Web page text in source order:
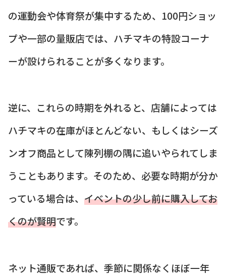
の運動会や体育祭が集中するため、100円ショッ
プや一部の量販店では、ハチマキの特設コーナ
ーが設けられることが多くなります。
逆に、これらの時期を外れると、店舗によっては
ハチマキの在庫がほとんどない、もしくはシーズ
ンオフ商品として陳列棚の隅に追いやられてしま
うこともあります。そのため、必要な時期が分か
っている場合は、 イベントの少し前に購入してお
くのが賢明です。
ネット通販であれば、季節に関係なくほぼ一年